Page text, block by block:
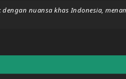
nuansa khas Indonesia,